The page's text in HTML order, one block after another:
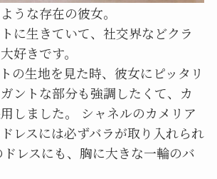
うな存在の彼女。
に生きていて、社交界などクラ
好きです。
の生地を見た時、彼女にピッタリ
ントな部分も強調したくて、カ
しました。 シャネルのカメリア
レスには必ずバラが取り入れられ
レスにも、胸に大きな一輪のバ